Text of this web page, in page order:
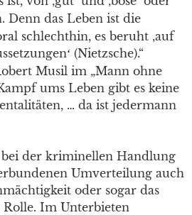
Denn das Leben ist die
schlechthin, es beruht ‚auf
‘ (Nietzsche).“
Musil im „Mann ohne
ums Leben gibt es keine
… da ist jedermann
der kriminellen Handlung
Umverteilung auch
oder sogar das
Im Unterbieten